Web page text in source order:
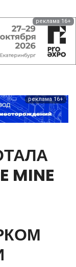
реклама 16+
реклама 16+
MINE